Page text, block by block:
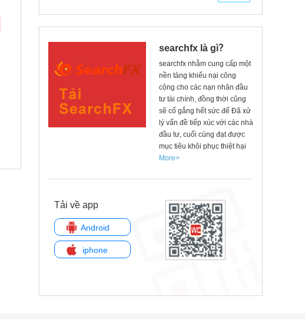
searchfx là gì？
searchfx nhằm cung cấp một
nền tảng khiếu nại công
cộng cho các nạn nhân đầu
tư tài chính, đồng thời cũng
sẽ cố gắng hết sức để Đã xử
lý vấn đề tiếp xúc với các nhà
đầu tư, cuối cùng đạt được
mục tiêu khôi phục thiệt hại
More>
Tải về app
Android
iphone